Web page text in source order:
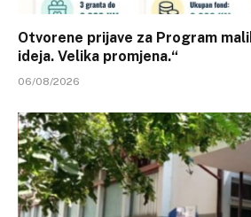
Otvorene prijave za Program
ideja. Velika promjena.“
06/08/2026